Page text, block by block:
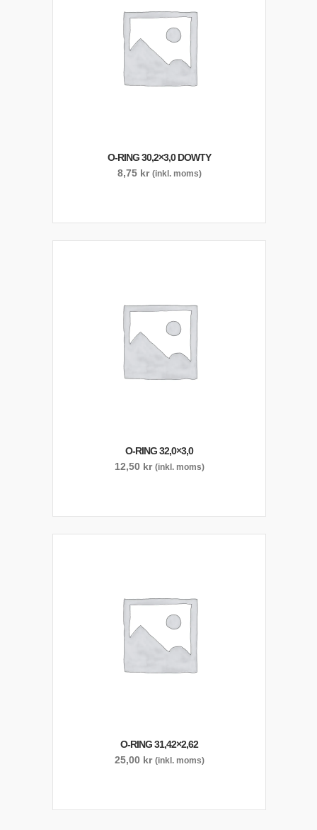
O-RING 30,2×3,0 DOWTY
8,75 kr (inkl. moms)
O-RING 32,0×3,0
12,50 kr (inkl. moms)
O-RING 31,42×2,62
25,00 kr (inkl. moms)